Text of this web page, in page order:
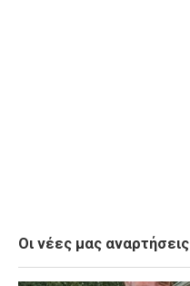
Οι νέες μας αναρτήσεις